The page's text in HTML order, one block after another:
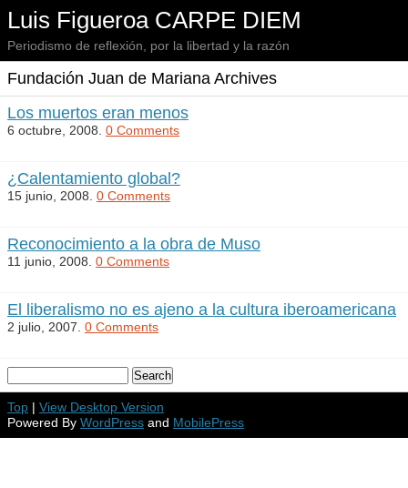
Luis Figueroa CARPE DIEM
Periodismo de reflexión, por la libertad y la razón
Fundación Juan de Mariana Archives
Los muertos eran menos
6 octubre, 2008. 0 Comments
¿Calentamiento global?
15 junio, 2008. 0 Comments
Reconocimiento a la obra de Muso
11 junio, 2008. 0 Comments
El liberalismo no es ajeno a la cultura iberoamericana
2 julio, 2007. 0 Comments
Top | View Desktop Version
Powered By WordPress and MobilePress